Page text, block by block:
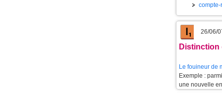
26/06/
Distinction
Le fouineur de
Exemple :
une nouvelle